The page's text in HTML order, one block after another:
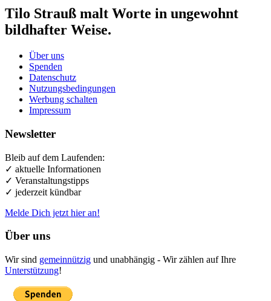
Tilo Strauß malt Worte in ungewohnt
bildhafter Weise.
Über uns
Spenden
Datenschutz
Nutzungsbedingungen
Werbung schalten
Impressum
Newsletter
Bleib auf dem Laufenden:
✓ aktuelle Informationen
✓ Veranstaltungstipps
✓ jederzeit kündbar
Melde Dich jetzt hier an!
Über uns
Wir sind gemeinnützig und unabhängig - Wir zählen auf Ihre
Unterstützung!